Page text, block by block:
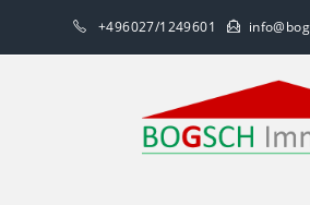
+496027/1249601